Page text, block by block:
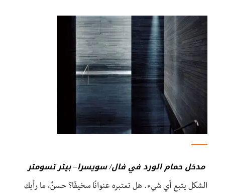
مدخل حمام الورد في فال/ سويسرا– بيتر تسومتر
الشكل يتبع أي شيء. هل تعتبره عنوانًا سخيفًا؟ حسنٌ، ما رأيك